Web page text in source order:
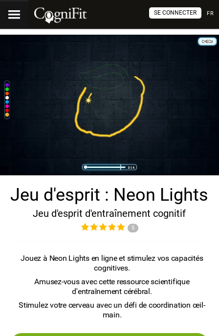
FR
SE CONNECTER
Jeu d'esprit : Neon Lights
Jeu d'esprit d'entraînement cognitif
5
Jouez à Neon Lights en ligne et stimulez vos capacités
cognitives.
Amusez-vous avec cette ressource scientifique
d'entraînement cérébral.
Stimulez votre cerveau avec un défi de coordination œil-
main.